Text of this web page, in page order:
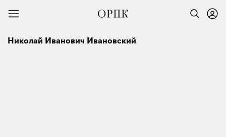
Николай Иванович Ивановский